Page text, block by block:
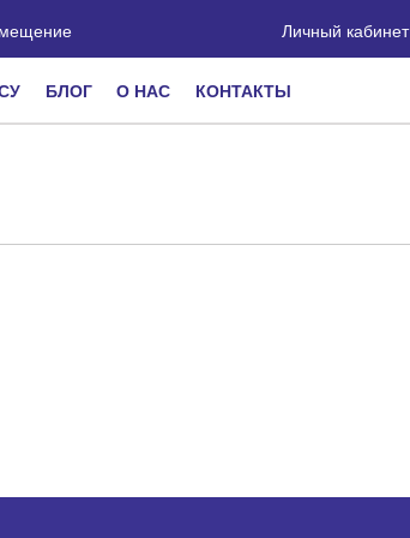
Личный кабинет
БЛОГ О НАС КОНТАКТЫ